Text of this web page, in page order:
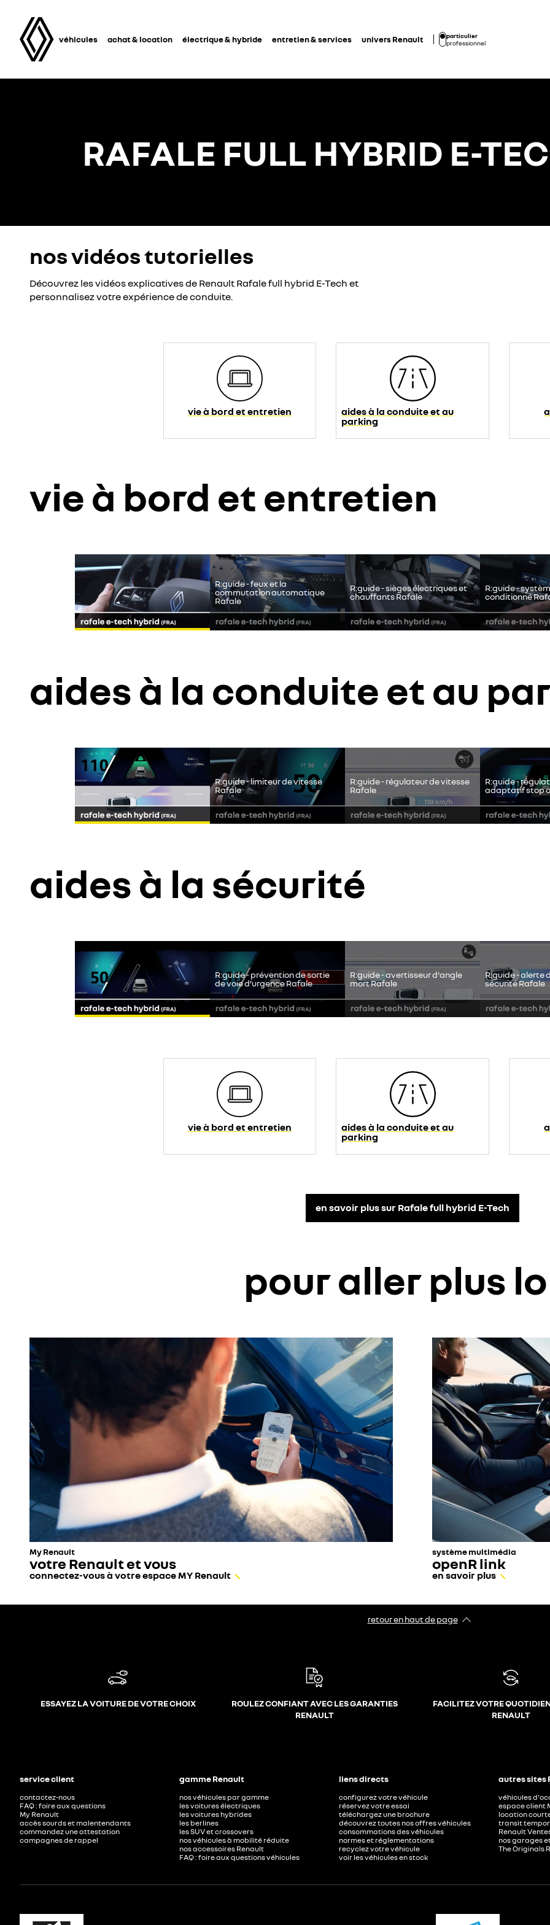
véhicules achat & location électrique & hybride entretien & services univers Renault
particulier
professionnel
RAFALE FULL HYBRID E-
nos vidéos tutorielles
Découvrez les vidéos explicatives de Renault Rafale full hybrid E-Tech et
personnalisez votre expérience de conduite.
vie à bord et entretien
aides à la conduite et au
parking
vie à bord et entretien
https://www.google.fr/intl/fr/policies/privacy
je refuse j'accepte
R:guide - feux et la
commutation automatique
Rafale
R:guide - sièges électriques et
chauffants Rafale
R:guide -
conditionné
aides à la conduite et au
https://www.google.fr/intl/fr/policies/privacy
je refuse j'accepte
R:guide - limiteur de vitesse
Rafale
R:guide - régulateur de vitesse
Rafale
R:guide -
adaptatif stop
aides à la sécurité
https://www.google.fr/intl/fr/policies/privacy
je refuse j'accepte
R:guide - prévention de sortie
de voie d’urgence Rafale
R:guide - avertisseur d'angle
mort Rafale
R:guide - alerte
sécurité Rafale
vie à bord et entretien
aides à la conduite et au
parking
en savoir plus sur Rafale full hybrid E-Tech
pour aller plus
My Renault
votre Renault et vous
connectez-vous à votre espace MY Renault
système multimédia
openR link
en savoir plus
retour en haut de page​
ESSAYEZ LA VOITURE DE VOTRE CHOIX
ROULEZ CONFIANT AVEC LES GARANTIES
RENAULT
FACILITEZ VOTRE
RENAULT
service client
contactez-nous
FAQ : foire aux questions
My Renault
accès sourds et malentendants
commandez une attestation
campagnes de rappel
gamme Renault
nos véhicules par gamme
les voitures électriques
les voitures hybrides
les berlines
les SUV et crossovers
nos véhicules à mobilité réduite
nos accessoires Renault​
FAQ : foire aux questions véhicules
liens directs
configurez votre véhicule
réservez votre essai
téléchargez une brochure
découvrez toutes nos offres véhicules
consommations des véhicules
normes et réglementations
recyclez votre véhicule
voir les véhicules en stock
autres sites
véhicules
espace client
location
transit
Renault
nos garages
The Originals